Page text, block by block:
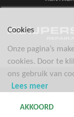
Cookies
Onze pagina’s
cookies. Door te
ons gebruik van
Lees meer
AKKOORD